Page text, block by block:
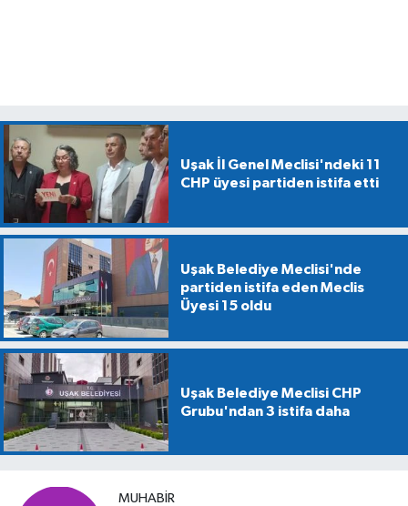
Uşak İl Genel Meclisi'ndeki 11
CHP üyesi partiden istifa etti
Uşak Belediye Meclisi'nde
partiden istifa eden Meclis
Üyesi 15 oldu
Uşak Belediye Meclisi CHP
Grubu'ndan 3 istifa daha
MUHABIR